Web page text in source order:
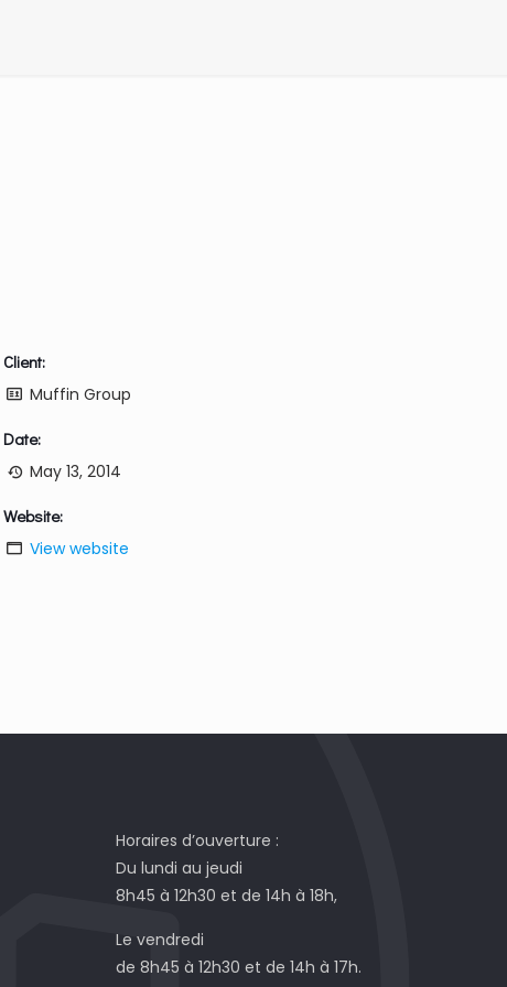
Client:
Muffin Group
Date:
May 13, 2014
Website:
View website
Horaires d’ouverture :
Du lundi au jeudi
8h45 à 12h30 et de 14h à 18h,
Le vendredi
de 8h45 à 12h30 et de 14h à 17h.